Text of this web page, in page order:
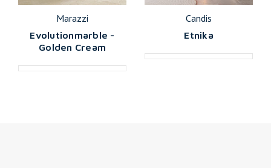
Marazzi
Evolutionmarble -
Golden Cream
Candis
Etnika